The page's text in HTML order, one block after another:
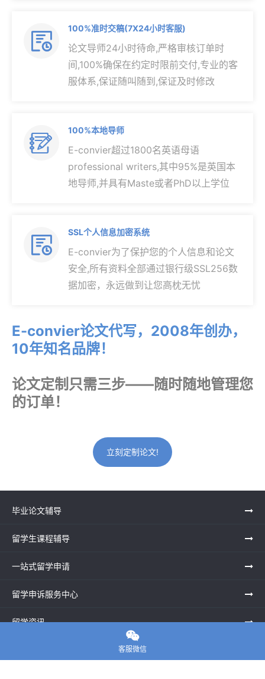

100%准时交稿(7X24小时客服)
论文导师24小时待命,严格审核订单时
间,100%确保在约定时限前交付,专业的客
服体系,保证随叫随到,保证及时修改

100%本地导师
E-convier超过1800名英语母语
professional writers,其中95%是英国本
地导师,并具有Maste或者PhD以上学位

SSL个人信息加密系统
E-convier为了保护您的个人信息和论文
安全,所有资料全部通过银行级SSL256数
据加密，永远做到让您高枕无忧
E-convier论文代写，2008年创办，
10年知名品牌！
论文定制只需三步——随时随地管理您
的订单！
立刻定制论文!
毕业论文辅导
留学生课程辅导
一站式留学申请
留学申诉服务中心
留学资讯

客服微信